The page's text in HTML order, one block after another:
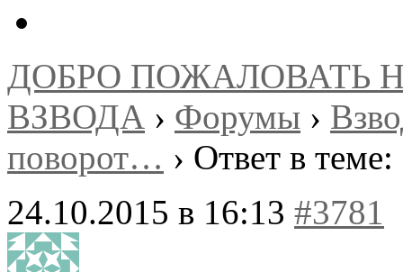
ДОБРО ПОЖАЛОВАТЬ
ВЗВОДА › Форумы ›
поворот… › Ответ в
24.10.2015 в 16:13 #3781